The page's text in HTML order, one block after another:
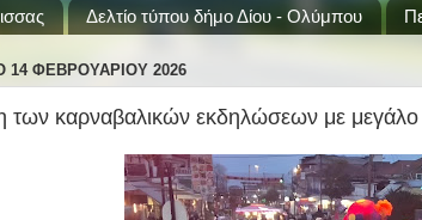
Δελτίο τύπου δήμο Δίου - Ολύμπου
14 ΦΕΒΡΟΥΑΡΊΟΥ 2026
των καρναβαλικών εκδηλώσεων με